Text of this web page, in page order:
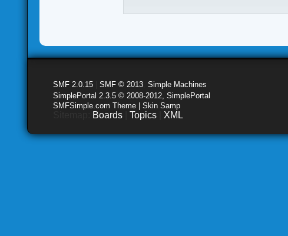
SMF 2.0.15 |SMF © 2013 ,Simple Machines
SimplePortal 2.3.5 © 2008-2012, SimplePortal
SMFSimple.com Theme | Skin Samp
Boards |Topics XML